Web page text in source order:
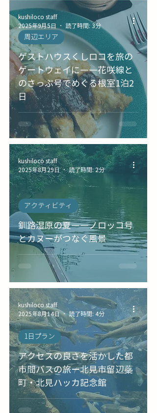
ゲストハウスくしロコを旅の
ゲートウェイに――花咲線と
のさっぷ号でめぐる根室1泊2
日
周辺エリア
kushiloco staff
2025年9月5日
読了時間: 3分
釧路湿原の夏――ノロッコ号
とカヌーがつなぐ風景
アクティビティ
kushiloco staff
2025年8月29日
読了時間: 2分
アクセスの良さを活かした都
市間バスの旅ー北見市留辺蘂
町・北見ハッカ記念館
1日プラン
kushiloco staff
2025年8月14日
読了時間: 4分